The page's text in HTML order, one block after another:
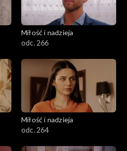
Miłość i nadzieja
odc. 266
Miłość i nadzieja
odc. 264